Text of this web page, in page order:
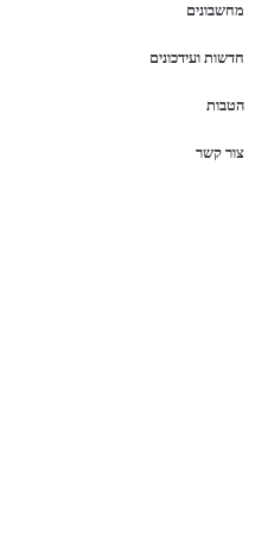
מחשבונים
חדשות ועידכונים
הטבות
צור קשר